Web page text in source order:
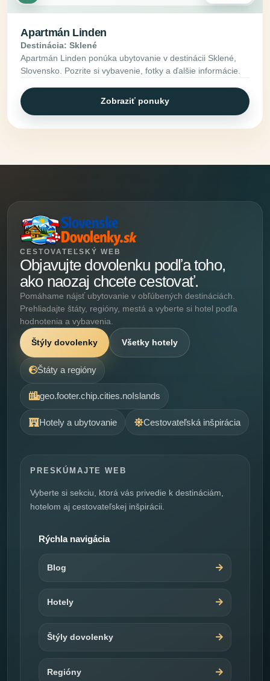
Apartmán Linden
Destinácia: Sklené
Apartmán Linden ponúka ubytovanie v destinácii Sklené,
Slovensko. Pozrite si vybavenie, fotky a ďalšie informácie.
Zobraziť ponuky
CESTOVATEĽSKÝ WEB
Objavujte dovolenku podľa toho,
ako naozaj chcete cestovať.
Pomáhame nájsť ubytovanie v obľúbených destináciách.
Prehliadajte štáty, regióny, mestá a vyberte si hotel podľa
hodnotenia a vybavenia.
Štýly dovolenky Všetky hotely
Štáty a regióny
geo.footer.chip.cities.noIslands
Hotely a ubytovanie Cestovateľská inšpirácia
PRESKÚMAJTE WEB
Vyberte si sekciu, ktorá vás privedie k destináciám,
hotelom aj cestovateľskej inšpirácii.
Rýchla navigácia
Blog
Hotely
Štýly dovolenky
Regióny